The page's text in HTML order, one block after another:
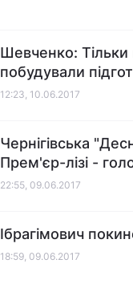
Шевченко:
побудували
12:23, 10.06.2017
Чернігівська
Прем'єр-лізі -
22:55, 09.06.2017
Ібрагімович
18:59, 09.06.2017